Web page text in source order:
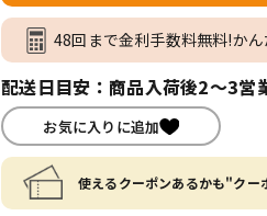
48回まで金利手数料無料!か
配送日目安：商品入荷後2～3営
お気に入りに追加
使えるクーポンあるかも"クー